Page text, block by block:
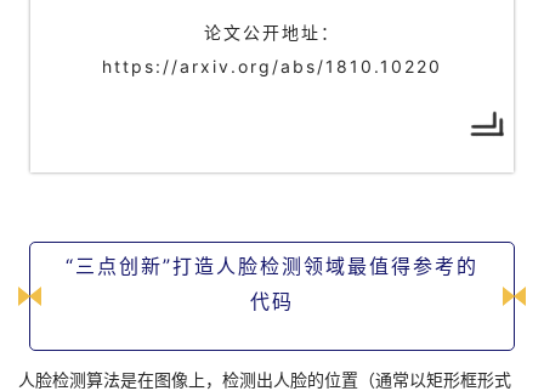
论文公开地址：
https://arxiv.org/abs/1810.10220
“三点创新”打造人脸检测领域最值得参考的
代码
人脸检测算法是在图像上，检测出人脸的位置（通常以矩形框形式